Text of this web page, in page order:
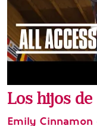
Los hijos
Emily Cinnamon